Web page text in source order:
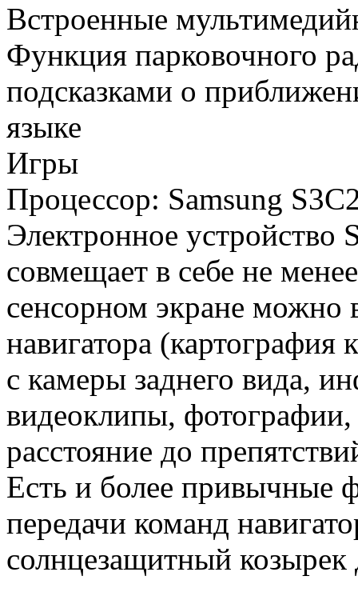
Встроенные
Функция парковочного
подсказками о
языке
Игры
Процессор: Samsung
Электронное
совмещает в себе не
сенсорном экране можно
навигатора
с камеры заднего вида,
видеоклипы,
расстояние до
Есть и более привычные
передачи команд
солнцезащитный козырек